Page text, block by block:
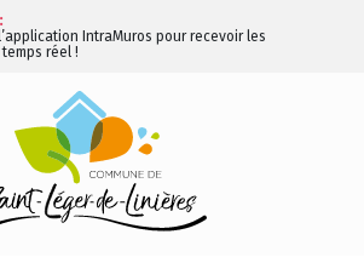
IntraMuros pour recevoir les
réel !